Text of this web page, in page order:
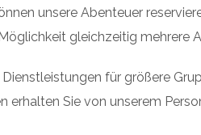
unsere Abenteuer
gleichzeitig mehrere
für größere
erhalten Sie von unserem